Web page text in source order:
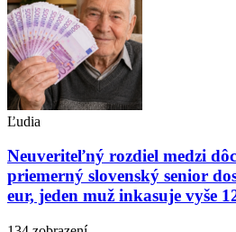
Ľudia
Neuveriteľný rozdiel medzi
priemerný slovenský senior
eur, jeden muž inkasuje vyše